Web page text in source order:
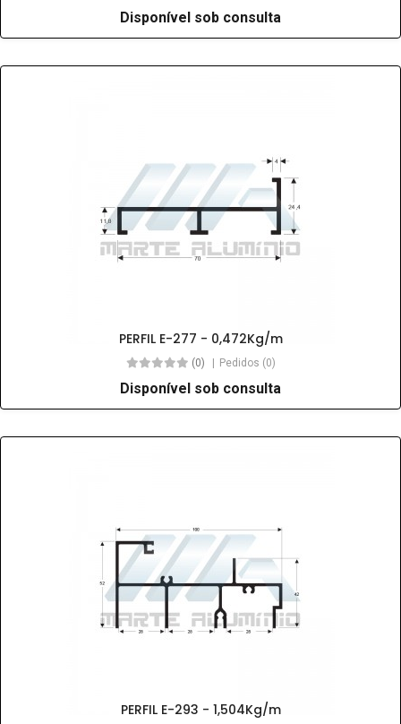
Disponível sob consulta
PERFIL E-277 - 0,472Kg/m
(0) Pedidos (0)
Disponível sob consulta
PERFIL E-293 - 1,504Kg/m